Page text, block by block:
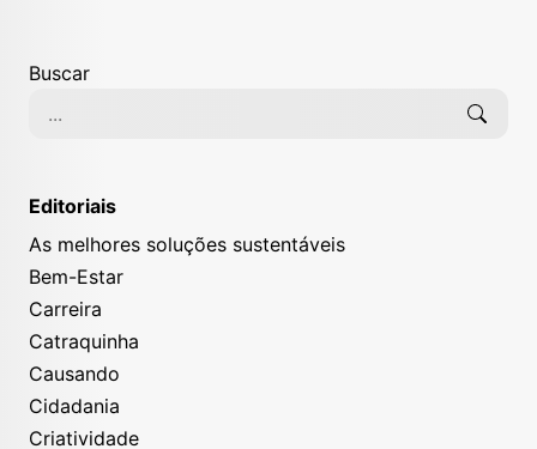
Buscar
Editoriais
As melhores soluções sustentáveis
Bem-Estar
Carreira
Catraquinha
Causando
Cidadania
Criatividade